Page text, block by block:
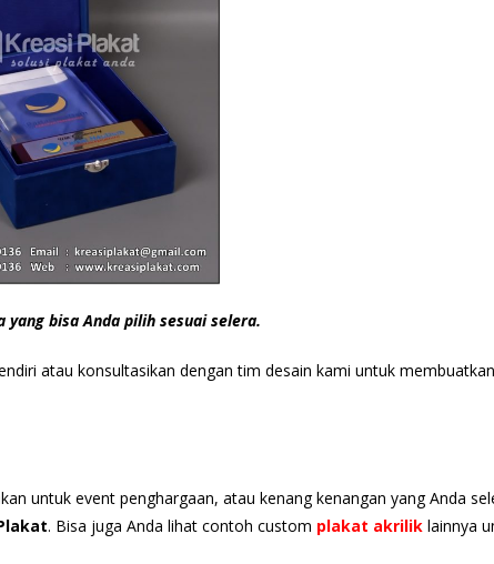
bisa Anda pilih sesuai selera.
atau konsultasikan dengan tim desain kami untuk
untuk event penghargaan, atau kenang kenangan yang Anda
. Bisa juga Anda lihat contoh custom plakat akrilik lainnya